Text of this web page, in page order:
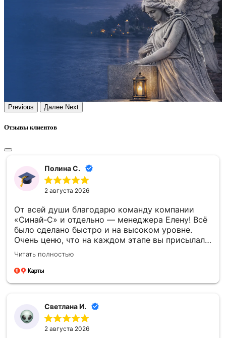
Previous Далее Next
Отзывы клиентов
Полина С.
2 августа 2026
От всей души благодарю команду компании
«Синай‑С» и отдельно — менеджера Елену! Всё
было сделано быстро и на высоком уровне.
Очень ценю, что на каждом этапе вы присылали
фото- и видеоотчёты — это давало уверенность
и спокойствие. Отдельно спасибо за то, что
успели установить памятник к памятной
«Синай‑С» за чуткость, профессионализм и
проделанную работу! 🙏
Читать полностью
Светлана И.
2 августа 2026